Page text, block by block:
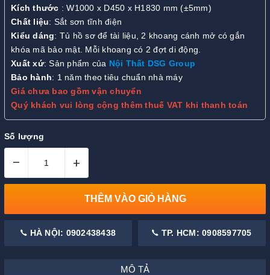
Kích thước : W1000 x D450 x H1830 mm (±5mm)
Chất liệu: Sắt sơn tĩnh điện
Kiểu dáng: Tủ hồ sơ để tài liệu, 2 khoang cánh mở có gắn
khóa mã bảo mật. Mỗi khoang có 2 đợt di động.
Xuất xứ: Sản phẩm của Nội Thất DSG Group
Bảo hành: 1 năm theo tiêu chuẩn nhà máy
Giá chưa bao gồm vận chuyển
Quý khách vui lòng cộng thêm thuế VAT khi thanh toán
Số lượng
– +
THÊM VÀO GIỎ HÀNG
HÀ NỘI: 0902438438 TP. HCM: 0908597705
MÔ TẢ